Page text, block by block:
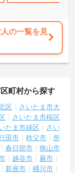
の一覧を見
町村から探す
区
さいたま市大
さいたま市桜区
たま市緑区
さい
田市 秩父市
所
春日部市
狭山市
越谷市
蕨市
新座市
桶川市